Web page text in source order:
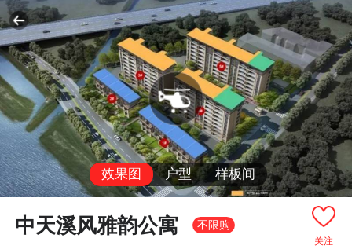
效果图 户型 样板间
关注
中天溪风雅韵公寓 不限购